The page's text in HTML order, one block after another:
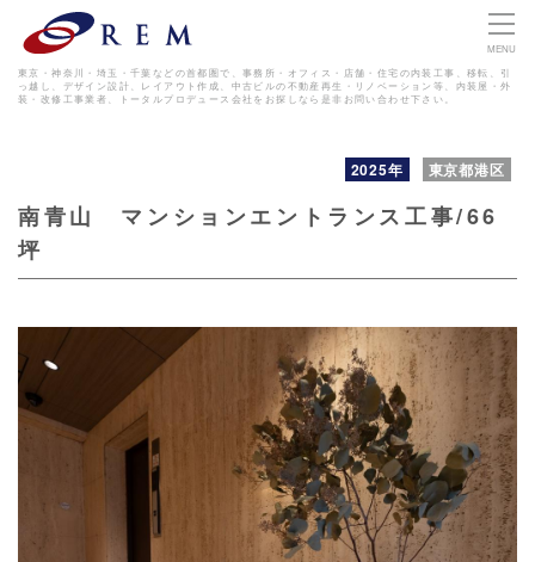
東京・神奈川・埼玉・千葉などの首都圏で、事務所・オフィス・店舗・住宅の内装工事、移転、引
っ越し、デザイン設計、レイアウト作成、 中古ビルの不動産再生・リノベーション等、内装屋・外
装・改修工事業者、トータルプロデュース会社をお探しなら是非お問い合わせ下さい。
MENU
2025年 東京都港区
南青山 マンションエントランス工事/66
坪